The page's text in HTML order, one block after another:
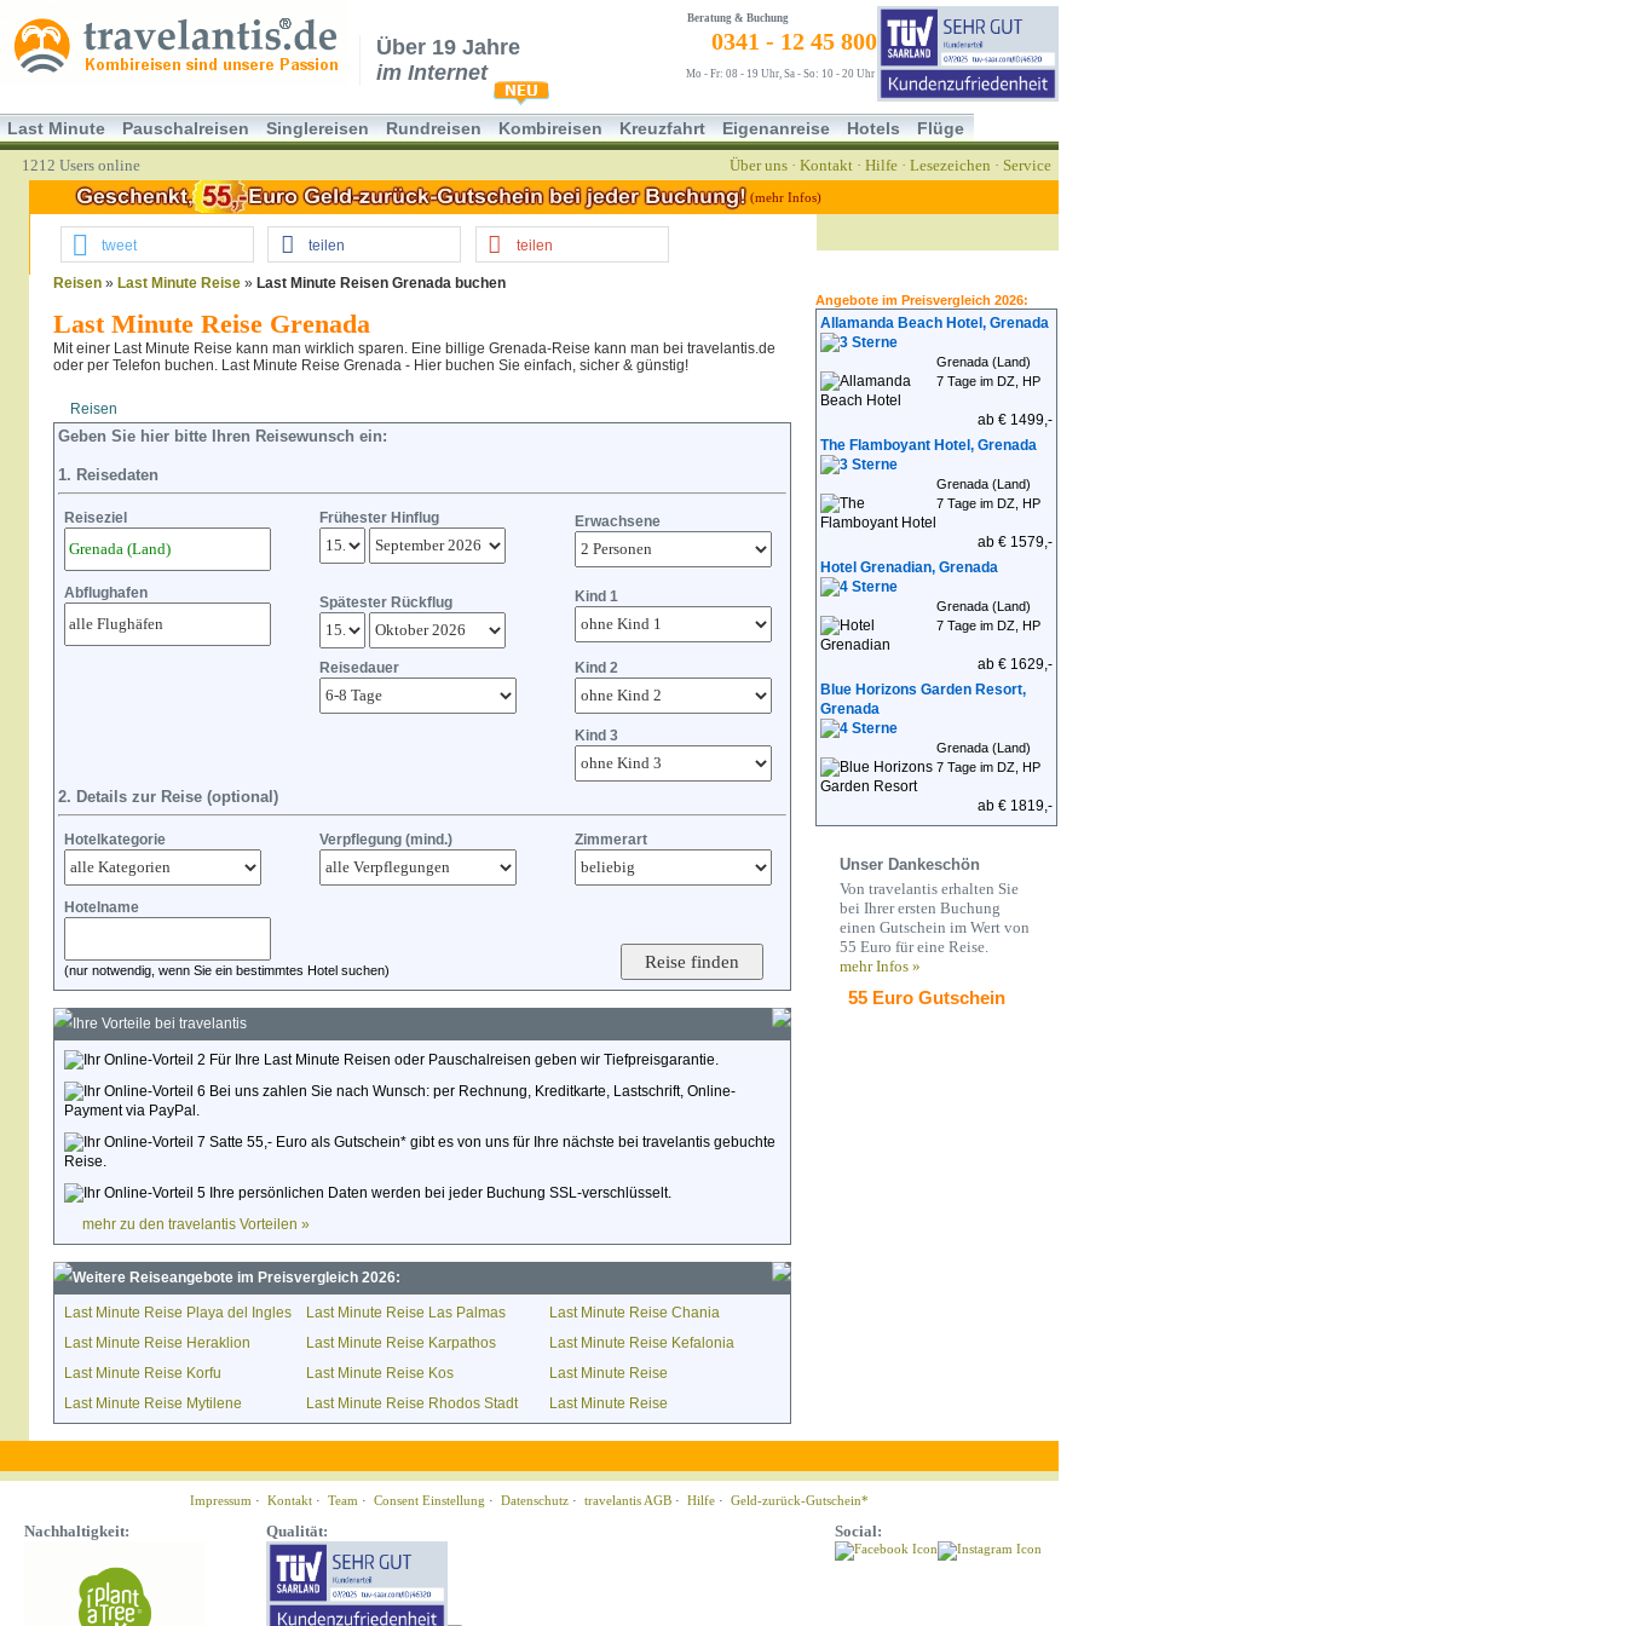
Über 19 Jahre
im Internet
Beratung & Buchung
0341 - 12 45 800
Mo - Fr: 08 - 19 Uhr, Sa - So: 10 - 20 Uhr
Last Minute Pauschalreisen Singlereisen Rundreisen Kombireisen Kreuzfahrt Eigenanreise Hotels Flüge
1212 Users online Über uns · Kontakt · Hilfe · Lesezeichen · Service
(mehr Infos)
tweet teilen teilen
Reisen » Last Minute Reise » Last Minute Reisen Grenada buchen
Last Minute Reise Grenada
Mit einer Last Minute Reise kann man wirklich sparen. Eine billige Grenada-Reise kann man bei travelantis.de
oder per Telefon buchen. Last Minute Reise Grenada - Hier buchen Sie einfach, sicher & günstig!
Reisen
Geben Sie hier bitte Ihren Reisewunsch ein:
1. Reisedaten
Reiseziel Frühester Hinflug Erwachsene
Abflughafen
Spätester Rückflug Kind 1
Reisedauer Kind 2
Kind 3
2. Details zur Reise (optional)
Hotelkategorie Verpflegung (mind.) Zimmerart
Hotelname
(nur notwendig, wenn Sie ein bestimmtes Hotel suchen)
Ihre Vorteile bei travelantis
Für Ihre Last Minute Reisen oder Pauschalreisen geben wir Tiefpreisgarantie.
Bei uns zahlen Sie nach Wunsch: per Rechnung, Kreditkarte, Lastschrift, Online-
Payment via PayPal.
Satte 55,- Euro als Gutschein* gibt es von uns für Ihre nächste bei travelantis gebuchte
Reise.
Ihre persönlichen Daten werden bei jeder Buchung SSL-verschlüsselt.
mehr zu den travelantis Vorteilen »
Weitere Reiseangebote im Preisvergleich 2026:
Last Minute Reise Playa del Ingles Last Minute Reise Las Palmas
Last Minute Reise Chania
Last Minute Reise Heraklion
Last Minute Reise Karpathos
Last Minute Reise Kefalonia
Last Minute Reise Korfu
Last Minute Reise Kos
Last Minute Reise
Last Minute Reise Mytilene
Last Minute Reise Rhodos Stadt Last Minute Reise
Angebote im Preisvergleich 2026:
Allamanda Beach Hotel, Grenada
Grenada (Land)
7 Tage im DZ, HP
ab € 1499,-
The Flamboyant Hotel, Grenada
Grenada (Land)
7 Tage im DZ, HP
ab € 1579,-
Hotel Grenadian, Grenada
Grenada (Land)
7 Tage im DZ, HP
ab € 1629,-
Blue Horizons Garden Resort,
Grenada
Grenada (Land)
7 Tage im DZ, HP
ab € 1819,-
Unser Dankeschön
Von travelantis erhalten Sie
bei Ihrer ersten Buchung
einen Gutschein im Wert von
55 Euro für eine Reise.
mehr Infos »
55 Euro Gutschein
Impressum · Kontakt · Team · Consent Einstellung · Datenschutz · travelantis AGB · Hilfe · Geld-zurück-Gutschein*
Nachhaltigkeit: Qualität: Social: